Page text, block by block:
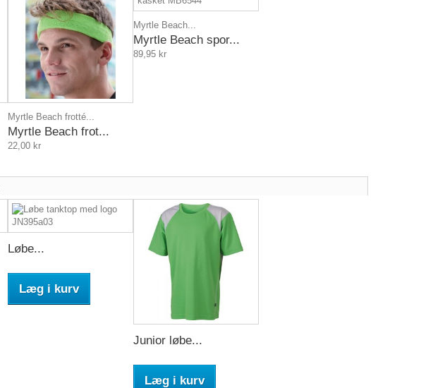
Myrtle Beach frotté...
Myrtle Beach frot...
22,00 kr
Myrtle Beach...
Myrtle Beach spor...
89,95 kr
Løbe...
Læg i kurv
Junior løbe...
Læg i kurv